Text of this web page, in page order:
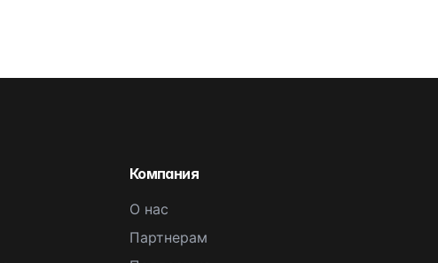
Компания
О нас
Партнерам